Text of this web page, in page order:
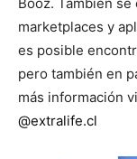
marketplaces y
es posible
pero también en
más información
@extralife.cl